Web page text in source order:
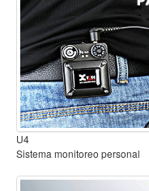
Mantenimiento y cuidado
Fajas y soportes
Fundas y estuches
Boquillas y abrazaderas
Accesorios
Percusión
Panderos